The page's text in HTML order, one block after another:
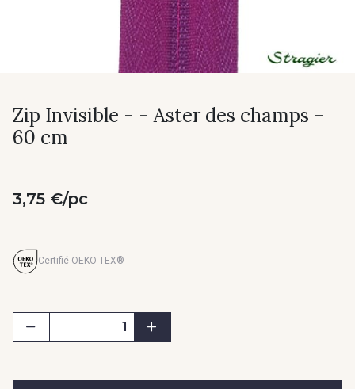
Zip Invisible - - Aster des champs -
60 cm
3,75 €/pc
Certifié OEKO-TEX®